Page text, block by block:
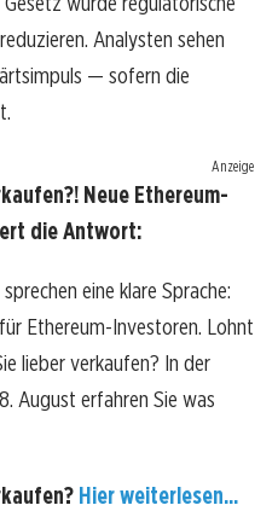
Analysten sehen
— sofern die
Anzeige
Neue Ethereum-
die Antwort:
eine klare Sprache:
Ethereum-Investoren. Lohnt
lieber verkaufen? In der
August erfahren Sie was
Hier weiterlesen...